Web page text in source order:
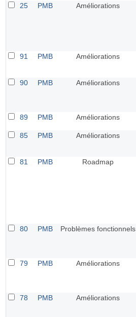
25
PMB Améliorations
91
PMB Améliorations
90 PMB Améliorations
89
PMB Améliorations
85
PMB Améliorations
81
PMB Roadmap
80
PMB Problèmes fonctionnels
79
PMB Améliorations
78
PMB Améliorations